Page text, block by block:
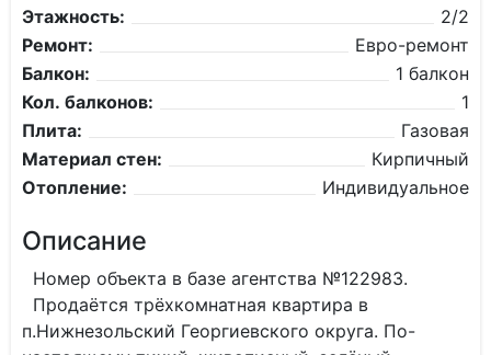
Этажность:
2/2
Ремонт:
Евро-ремонт
Балкон:
1 балкон
Кол. балконов:
1
Плита:
Газовая
Материал стен:
Кирпичный
Отопление:
Индивидуальное
Описание
Номер объекта в базе агентства №122983.
Продаётся трёхкомнатная квартира в
п.Нижнезольский Георгиевского округа. По-